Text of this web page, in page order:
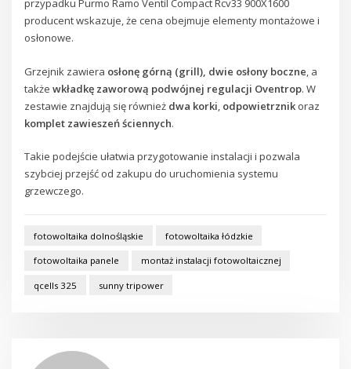
przypadku Purmo Ramo Ventil Compact Rcv33 900X1600
producent wskazuje, że cena obejmuje elementy montażowe i
osłonowe.
Grzejnik zawiera osłonę górną (grill), dwie osłony boczne , a
takżewkładkę zaworową podwójnej regulacji Oventrop. W
zestawie znajdują się również dwa korki odpowietrznik oraz
komplet zawieszeń ściennych.
Takie podejście ułatwia przygotowanie instalacji i pozwala
szybciej przejść od zakupu do uruchomienia systemu
grzewczego.
fotowoltaika dolnośląskie fotowoltaika łódzkie
fotowoltaika panele montaż instalacji fotowoltaicznej
qcells 325 sunny tripower